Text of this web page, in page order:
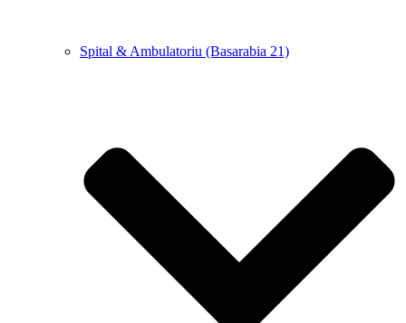
Spital & Ambulatoriu (Basarabia 21)